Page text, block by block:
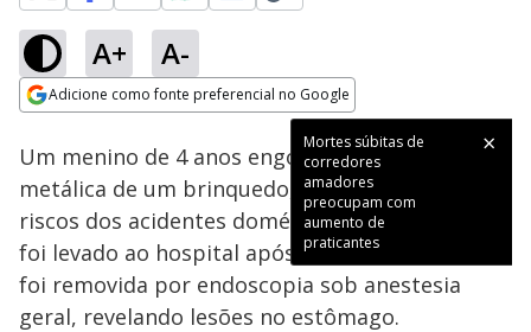
A+ A-
Adicione como fonte preferencial no Google
Mortes súbitas de
corredores
amadores
preocupam com
aumento de
praticantes
Ativar
Loaded:
17.63%
Um menino de 4 anos engoliu uma peça
metálica de um brinquedo, destacando os
riscos dos acidentes domésticos no Brasil. Ele
foi levado ao hospital após se engasgar. A peça
foi removida por endoscopia sob anestesia
geral, revelando lesões no estômago.